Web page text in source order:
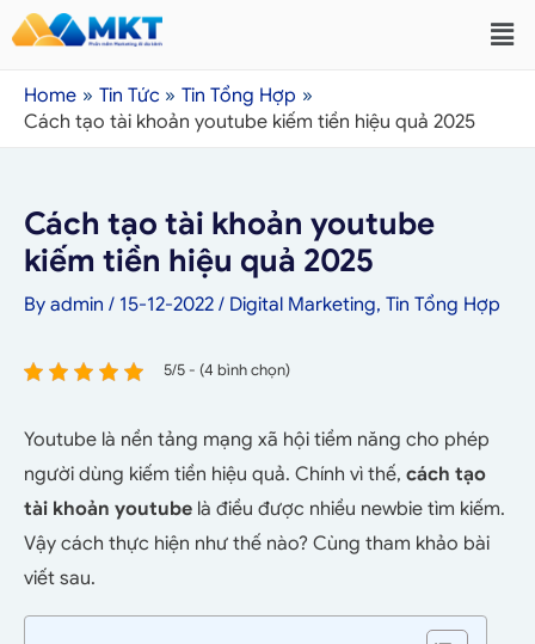
Home Tin Tức
Tin Tổng Hợp
Cách tạo tài khoản youtube kiếm tiền hiệu quả 2025
Cách tạo tài khoản youtube
kiếm tiền hiệu quả 2025
By admin / 15-12-2022 / Digital Marketing, Tin Tổng Hợp
5/5 - (4 bình chọn)
Youtube là nền tảng mạng xã hội tiềm năng cho phép
người dùng kiếm tiền hiệu quả. Chính vì thế, cách tạo
tài khoản youtube là điều được nhiều newbie tìm kiếm.
Vậy cách thực hiện như thế nào? Cùng tham khảo bài
viết sau.